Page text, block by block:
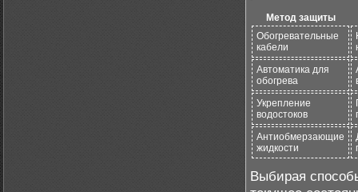
Метод защиты
Обогревательные
кабели
Автоматика для
обогрева
Укрепление
водостоков
Антиобмерзающие
жидкости
Выбирая